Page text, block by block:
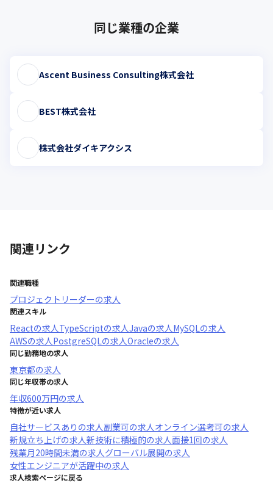
同じ業種の企業
Ascent Business Consulting株式会社
BEST株式会社
株式会社ダイキアクシス
関連リンク
関連職種
プロジェクトリーダーの求人
関連スキル
Reactの求人TypeScriptの求人Javaの求人MySQLの求人
AWSの求人PostgreSQLの求人Oracleの求人
同じ勤務地の求人
東京都の求人
同じ年収帯の求人
年収600万円の求人
特徴が近い求人
自社サービスあり の求人副業可の求人オンライン選考可の求人
新規立ち上げの求人新技術に積極的の求人面接1回の求人
残業月20時間未満の求人グローバル展開の求人
女性エンジニアが活躍中の求人
求人検索ページに戻る